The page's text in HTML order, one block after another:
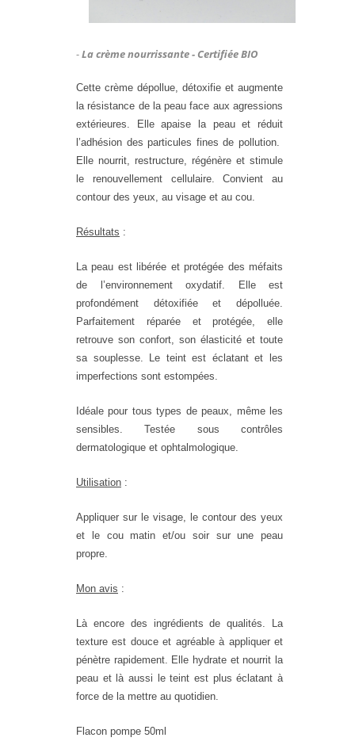
-La crème nourrissante - Certifiée BIO
Cette crème dépollue, détoxifie et augmente
la résistance de la peau face aux agressions
extérieures. Elle apaise la peau et réduit
l’adhésion des particules fines de pollution.
Elle nourrit, restructure, régénère et stimule
le renouvellement cellulaire. Convient au
contour des yeux, au visage et au cou.
Résultats :
La peau est libérée et protégée des méfaits
de l’environnement oxydatif. Elle est
profondément détoxifiée et dépolluée.
Parfaitement réparée et protégée, elle
retrouve son confort, son élasticité et toute
sa souplesse. Le teint est éclatant et les
imperfections sont estompées.
Idéale pour tous types de peaux, même les
sensibles. Testée sous contrôles
dermatologique et ophtalmologique.
Utilisation :
Appliquer sur le visage, le contour des yeux
et le cou matin et/ou soir sur une peau
propre.
Mon avis :
Là encore des ingrédients de qualités. La
texture est douce et agréable à appliquer et
pénètre rapidement. Elle hydrate et nourrit la
peau et là aussi le teint est plus éclatant à
force de la mettre au quotidien.
Flacon pompe 50ml